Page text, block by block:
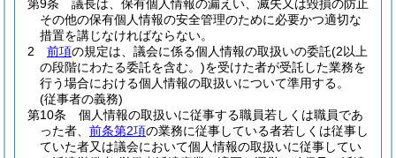
第9条
議長は、保有個人情報の漏えい、滅失又は毀損の防止
その他の保有個人情報の安全管理のために必要かつ適切な
措置を講じなければならない。
2
前項の規定は、議会に係る個人情報の取扱いの委託(2以上
の段階にわたる委託を含む。)を受けた者が受託した業務を
行う場合における個人情報の取扱いについて準用する。
(従事者の義務)
第10条
個人情報の取扱いに従事する職員若しくは職員であ
った者、 前条第2項の業務に従事している者若しくは従事し
ていた者又は議会において個人情報の取扱いに従事してい